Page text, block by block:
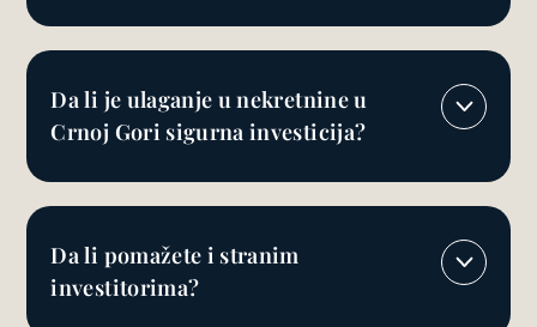
Da li je ulaganje u nekretnine u
Crnoj Gori sigurna investicija?
Da li pomažete i stranim
investitorima?